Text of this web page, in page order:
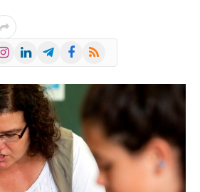
LinkedInTelegramFacebook
RSS